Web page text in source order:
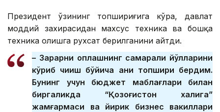
Президент ўзининг топшириғига кўра, давлат
моддий захирасидан махсус техника ва бошқа
техника олишга рухсат берилганини айтди.
– Зарарни қоплашнинг самарали йўлларини
кўриб чиқиш бўйича аниқ топшириқ бердим.
Бунинг учун бюджет маблағлари билан
биргаликда “Қозоғистон халқига”
жамғармаси ва йирик бизнес вакиллари